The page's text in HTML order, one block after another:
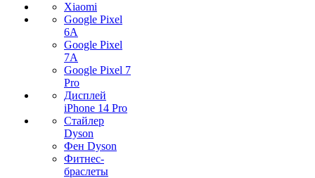
Xiaomi
Google Pixel
6A
Google Pixel
7А
Google Pixel 7
Pro
Дисплей
iPhone 14 Pro
Стайлер
Dyson
Фен Dyson
Фитнес-
браслеты